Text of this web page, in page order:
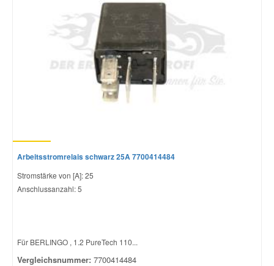
Arbeitsstromrelais schwarz 25A 7700414484
Stromstärke von [A]: 25
Anschlussanzahl: 5
Für BERLINGO , 1.2 PureTech 110...
Vergleichsnummer: 7700414484